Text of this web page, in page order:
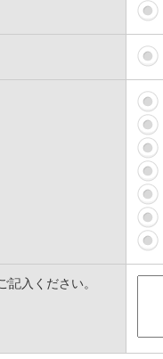
記入ください。